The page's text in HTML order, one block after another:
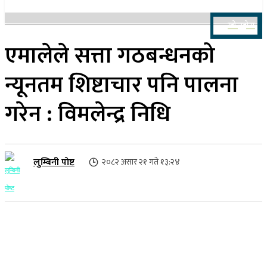
खोज्नुहोस
एमालेले सत्ता गठबन्धनको
न्यूनतम शिष्टाचार पनि पालना
गरेन : विमलेन्द्र निधि
लुम्बिनी पोष्ट २०८२ असार २१ गते १३:२४